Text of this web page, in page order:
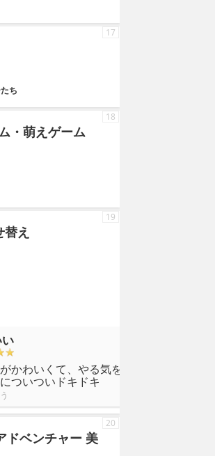
ち
17
・萌えゲーム
18
え
19
かわいくて、やる気をそそられます！女
ついついドキドキ
ドベンチャー 美
20